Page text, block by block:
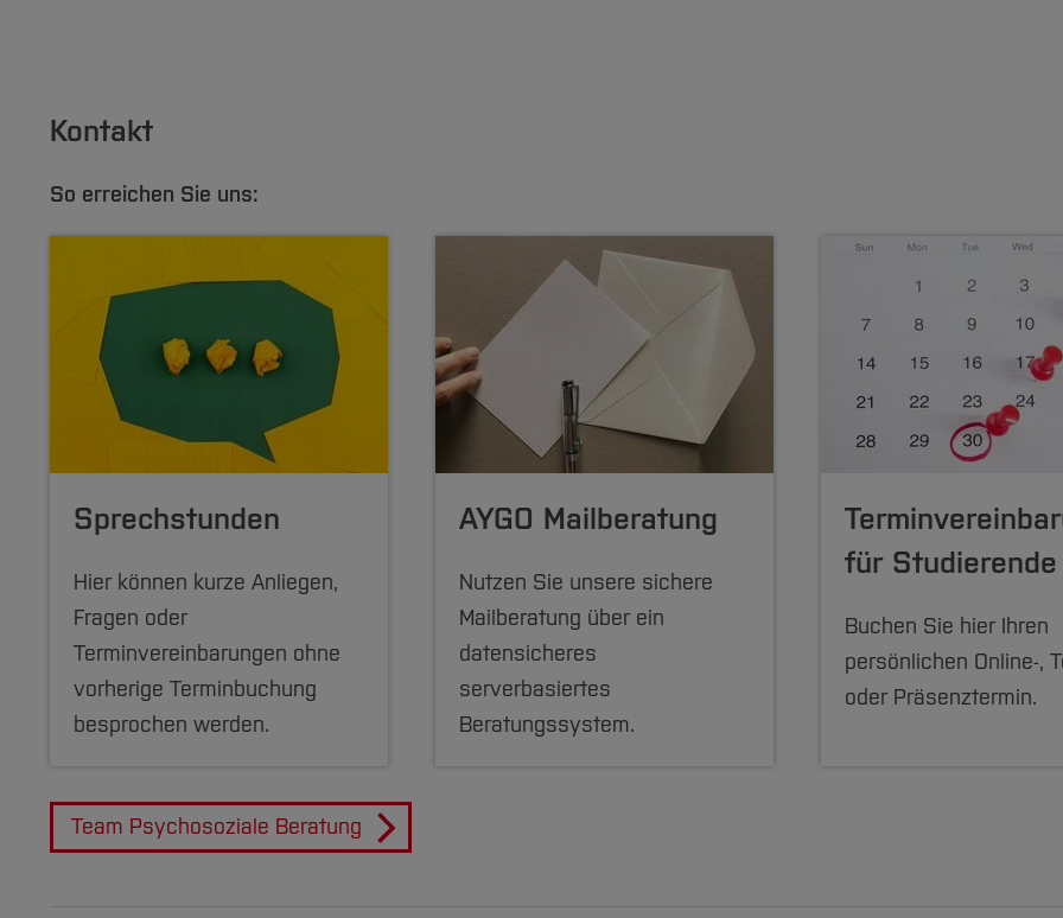
Kontakt
So erreichen Sie uns:
Sprechstunden
Hier können kurze Anliegen,
Fragen oder
Terminvereinbarungen ohne
vorherige Terminbuchung
besprochen werden.
AYGO Mailberatung
Nutzen Sie unsere sichere
Mailberatung über ein
datensicheres
serverbasiertes
Beratungssystem.
für Studierende
Buchen Sie hier Ihren
persönlichen Online-,
oder Präsenztermin.
Team Psychosoziale Beratung